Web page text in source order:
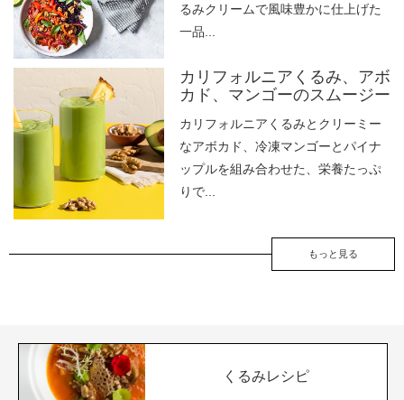
るみクリームで風味豊かに仕上げた
一品...
カリフォルニアくるみ、アボ
カド、マンゴーのスムージー
カリフォルニアくるみとクリーミー
なアボカド、冷凍マンゴーとパイナ
ップルを組み合わせた、栄養たっぷ
りで...
もっと見る
くるみレシピ